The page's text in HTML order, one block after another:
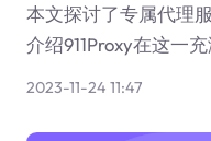
本文探讨了专属代理
介绍911Proxy在这一
2023-11-24 11:47